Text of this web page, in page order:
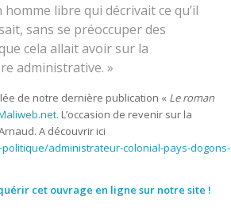
libre qui décrivait ce qu’il
sans se préoccuper des
cela allait avoir sur la
administrative. »
de notre dernière publication « Le roman
L’occasion de revenir sur la
A découvrir ici
administrateur-colonial-pays-dogons-
cet ouvrage en ligne sur notre site !